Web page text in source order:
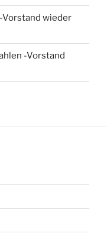
wieder
-Vorstand